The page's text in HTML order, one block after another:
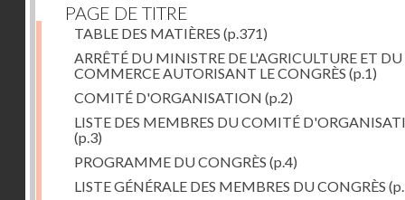
PAGE DE TITRE
TABLE DES MATIÈRES (p.371)
ARRÊTÉ DU MINISTRE DE L'AGRICULTURE ET DU
COMMERCE AUTORISANT LE CONGRÈS (p.1)
COMITÉ D'ORGANISATION (p.2)
LISTE DES MEMBRES DU COMITÉ
(p.3)
PROGRAMME DU CONGRÈS (p.4)
LISTE GÉNÉRALE DES MEMBRES DU CONGRÈS